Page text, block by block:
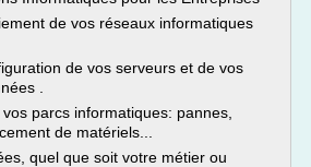
de vos réseaux informatiques
de vos serveurs et de vos
.
parcs informatiques: pannes,
de matériels...
quel que soit votre métier ou